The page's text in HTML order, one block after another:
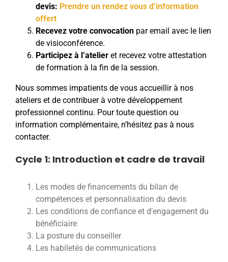
devis: Prendre un rendez vous d’information
offert
Recevez votre convocation par email avec le lien
de visioconférence.
Participez à l’atelier et recevez votre attestation
de formation à la fin de la session.
Nous sommes impatients de vous accueillir à nos
ateliers et de contribuer à votre développement
professionnel continu. Pour toute question ou
information complémentaire, n’hésitez pas à nous
contacter.
Cycle 1: Introduction et cadre de travail
Les modes de financements du bilan de
compétences et personnalisation du devis
Les conditions de confiance et d’engagement du
bénéficiaire
La posture du conseiller
Les habiletés de communications